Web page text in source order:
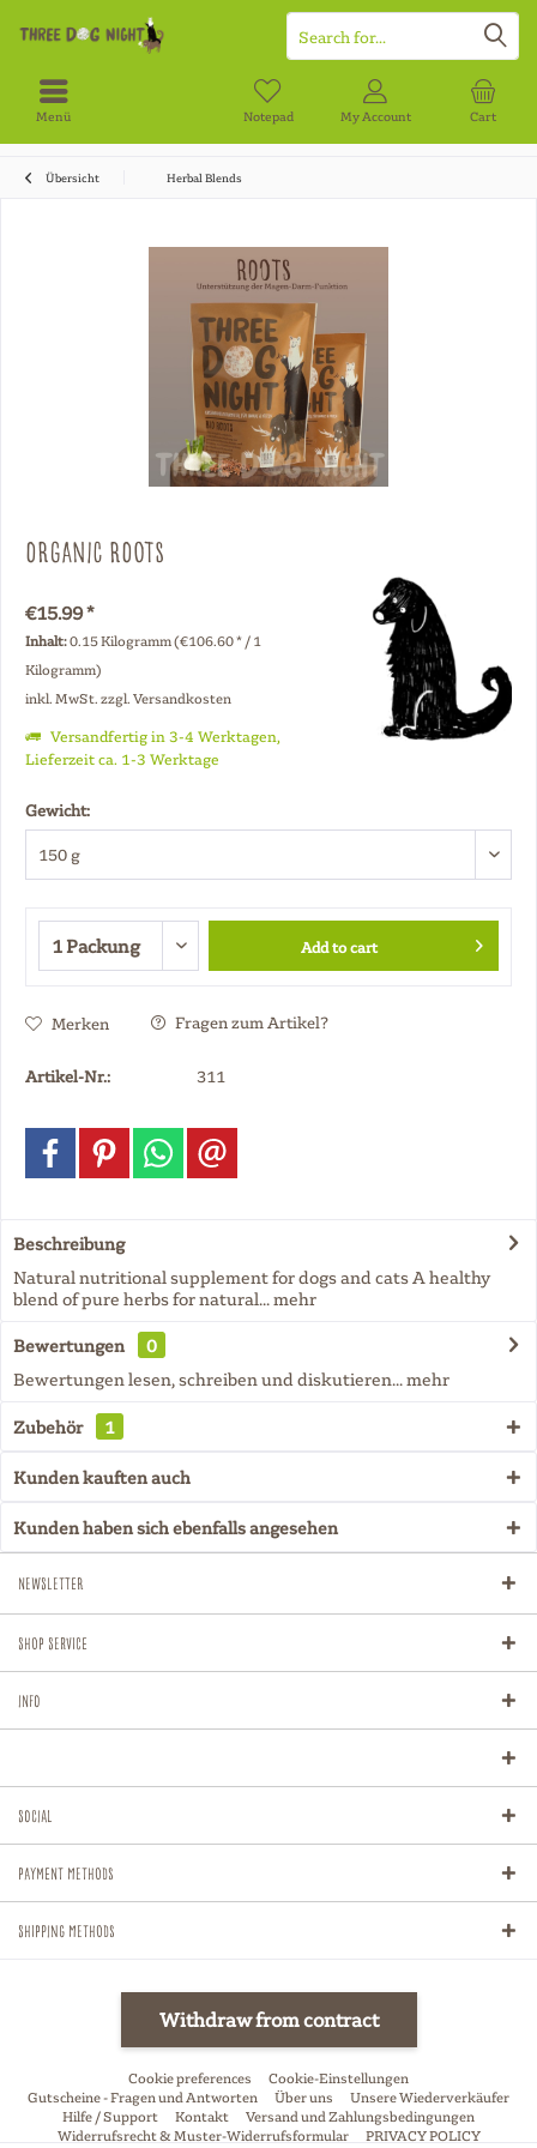
Menü Cart
Notepad My Account
Übersicht Herbal Blends
Organic Roots
€15.99 *
Inhalt:0.15 Kilogramm (€106.60 * / 1
Kilogramm)
inkl. MwSt. zzgl. Versandkosten
Versandfertig in 3-4 Werktagen,
Lieferzeit ca. 1-3 Werktage
Gewicht:
Add to cart
Merken Fragen zum Artikel?
Artikel-Nr.: 311
Beschreibung
Natural nutritional supplement for dogs and cats A healthy
blend of pure herbs for natural...mehr
Bewertungen
0
Bewertungen lesen, schreiben und diskutieren...mehr
Zubehör 1
Kunden kauften auch
Kunden haben sich ebenfalls angesehen
Newsletter
Shop Service
Info
Social
Payment methods
Shipping methods
Withdraw from contract
Cookie preferences
Cookie-Einstellungen
Gutscheine - Fragen und Antworten
Über uns
Unsere Wiederverkäufer
Hilfe / Support
Kontakt
Versand und Zahlungsbedingungen
Widerrufsrecht & Muster-Widerrufsformular
PRIVACY POLICY